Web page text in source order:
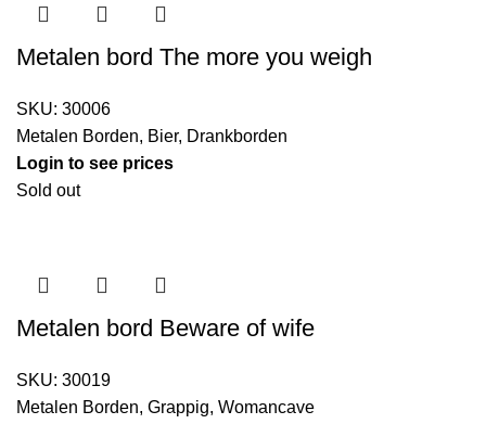
Metalen bord The more you weigh
SKU: 30006
Metalen Borden, Bier, Drankborden
Login to see prices
Sold out
Metalen bord Beware of wife
SKU: 30019
Metalen Borden, Grappig, Womancave